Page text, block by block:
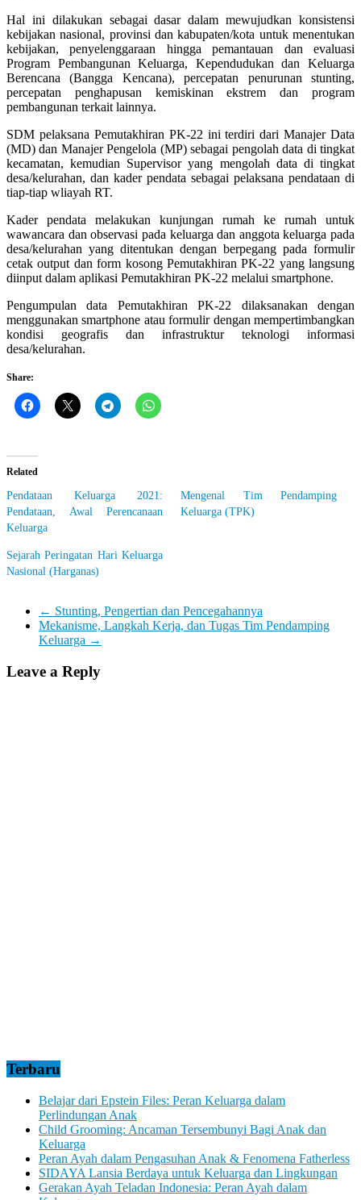
Hal ini dilakukan sebagai dasar dalam mewujudkan konsistensi
kebijakan nasional, provinsi dan kabupaten/kota untuk menentukan
kebijakan, penyelenggaraan hingga pemantauan dan evaluasi
Program Pembangunan Keluarga, Kependudukan dan Keluarga
Berencana (Bangga Kencana), percepatan penurunan stunting,
percepatan penghapusan kemiskinan ekstrem dan program
pembangunan terkait lainnya.
SDM pelaksana Pemutakhiran PK-22 ini terdiri dari Manajer Data
(MD) dan Manajer Pengelola (MP) sebagai pengolah data di tingkat
kecamatan, kemudian Supervisor yang mengolah data di tingkat
desa/kelurahan, dan kader pendata sebagai pelaksana pendataan di
tiap-tiap wliayah RT.
Kader pendata melakukan kunjungan rumah ke rumah untuk
wawancara dan observasi pada keluarga dan anggota keluarga pada
desa/kelurahan yang ditentukan dengan berpegang pada formulir
cetak output dan form kosong Pemutakhiran PK-22 yang langsung
diinput dalam aplikasi Pemutakhiran PK-22 melalui smartphone.
Pengumpulan data Pemutakhiran PK-22 dilaksanakan dengan
menggunakan smartphone atau formulir dengan mempertimbangkan
kondisi geografis dan infrastruktur teknologi informasi
desa/kelurahan.
Share:
Related
Pendataan Keluarga 2021:
Pendataan, Awal Perencanaan
Keluarga
Mengenal Tim Pendamping
Keluarga (TPK)
Sejarah Peringatan Hari Keluarga
Nasional (Harganas)
← Stunting, Pengertian dan Pencegahannya
Mekanisme, Langkah Kerja, dan Tugas Tim Pendamping
Keluarga →
Leave a Reply
Terbaru
Belajar dari Epstein Files: Peran Keluarga dalam
Perlindungan Anak
Child Grooming: Ancaman Tersembunyi Bagi Anak dan
Keluarga
Peran Ayah dalam Pengasuhan Anak & Fenomena Fatherless
SIDAYA Lansia Berdaya untuk Keluarga dan Lingkungan
Gerakan Ayah Teladan Indonesia: Peran Ayah dalam